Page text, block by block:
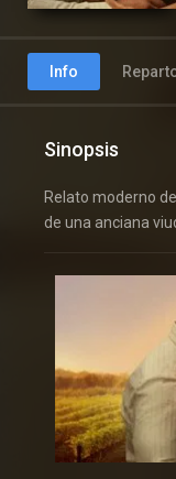
Info
Sinopsis
Relato moderno
de una anciana